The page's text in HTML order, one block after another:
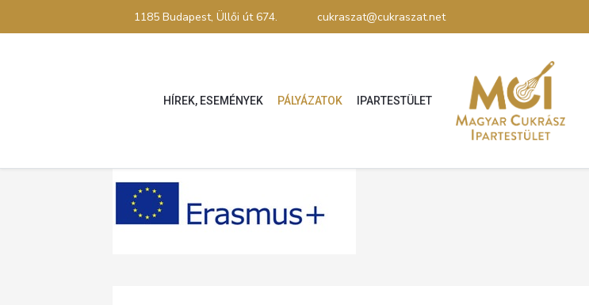
1185 Budapest, Üllői út 674. cukraszat@cukraszat.net
HÍREK, ESEMÉNYEK PÁLYÁZATOK IPARTESTÜLET